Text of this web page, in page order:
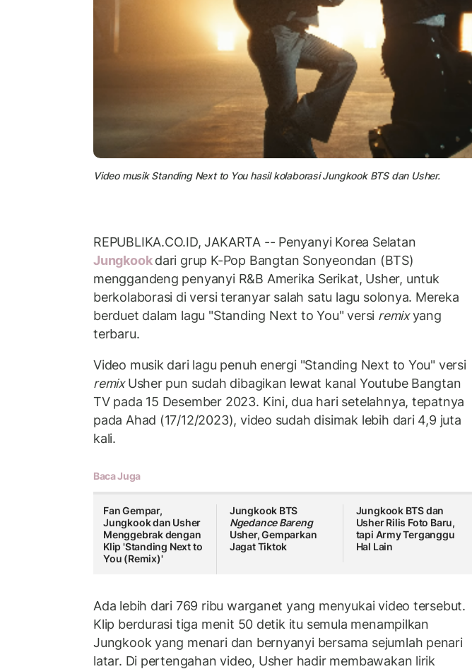
Video musik Standing Next to You hasil kolaborasi Jungkook BTS dan Usher.
REPUBLIKA.CO.ID, JAKARTA -- Penyanyi Korea Selatan
Jungkookdari grup K-Pop Bangtan Sonyeondan (BTS)
menggandeng penyanyi R&B Amerika Serikat, Usher, untuk
berkolaborasi di versi teranyar salah satu lagu solonya. Mereka
berduet dalam lagu "Standing Next to You" versi remixyang
terbaru.
Video musik dari lagu penuh energi "Standing Next to You" versi
remixUsher pun sudah dibagikan lewat kanal Youtube Bangtan
TV pada 15 Desember 2023. Kini, dua hari setelahnya, tepatnya
pada Ahad (17/12/2023), video sudah disimak lebih dari 4,9 juta
kali.
Baca Juga
Fan Gempar,
Jungkook dan Usher
Menggebrak dengan
Klip 'Standing Next to
You (Remix)'
Jungkook BTS
Ngedance Bareng
Usher, Gemparkan
Jagat Tiktok
Jungkook BTS dan
Usher Rilis Foto Baru,
tapi Army Terganggu
Hal Lain
Ada lebih dari 769 ribu warganet yang menyukai video tersebut.
Klip berdurasi tiga menit 50 detik itu semula menampilkan
Jungkook yang menari dan bernyanyi bersama sejumlah penari
latar. Di pertengahan video, Usher hadir membawakan lirik